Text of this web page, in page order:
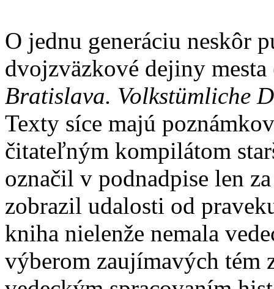
O jednu generáciu neskôr
dvojzväzkové dejiny mesta
Bratislava. Volkstümliche
Texty síce majú
čitateľným kompilátom
označil v podnadpise len
zobrazil udalosti od
kniha nielenže nemala
výberom zaujímavých tém